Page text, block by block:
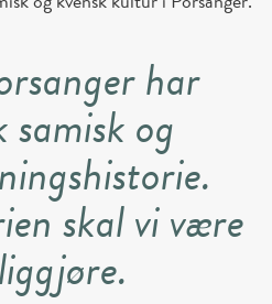
har
og
skal vi være